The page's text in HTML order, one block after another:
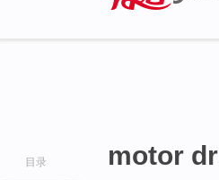
目录 motor